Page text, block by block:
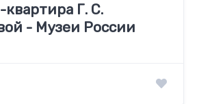
Г. С.
- Музеи России